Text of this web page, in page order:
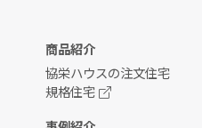
商品紹介
協栄ハウスの注文住宅
規格住宅